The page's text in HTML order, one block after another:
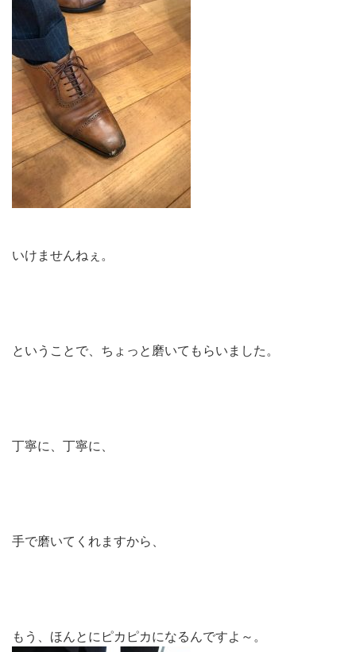
いけませんねぇ。
ということで、ちょっと磨いてもらいました。
丁寧に、丁寧に、
手で磨いてくれますから、
もう、ほんとにピカピカになるんですよ～。